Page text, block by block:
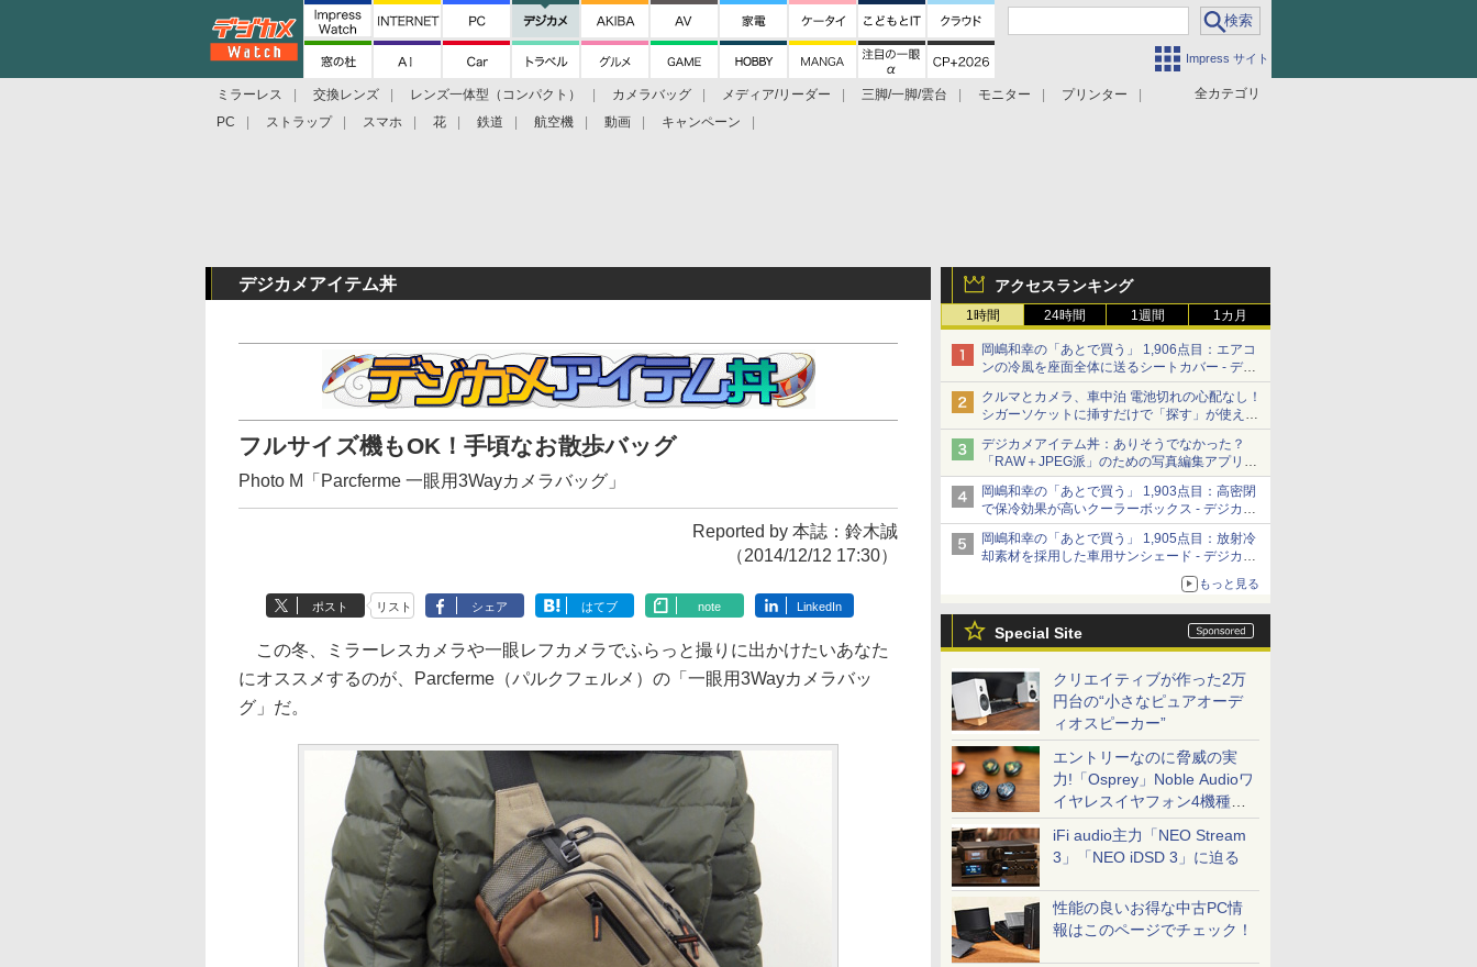
Impress サイト
全カテゴリ
ミラーレス 交換レンズ レンズ一体型（コンパクト） カメラバッグ メディア/リーダー 三脚/一脚/雲台 モニター
プリンター
PC
ストラップ スマホ 花 鉄道 航空機 動画 キャンペーン
アクセスランキング
1時間 24時間 1週間 1カ月
岡嶋和幸の「あとで買う」 1,906点目：エアコ
ンの冷風を座面全体に送るシートカバー - デジ
カメ Watch
クルマとカメラ、車中泊 電池切れの心配なし！
シガーソケットに挿すだけで「探す」が使える
スマートタグ - デジカメ Watch
デジカメアイテム丼：ありそうでなかった？
「RAW＋JPEG派」のための写真編集アプリ
カメラデフォルトのJPEGを大切にする
「Filmator」
岡嶋和幸の「あとで買う」 1,903点目：高密閉
で保冷効果が高いクーラーボックス - デジカメ
Watch
岡嶋和幸の「あとで買う」 1,905点目：放射冷
却素材を採用した車用サンシェード - デジカメ
もっと見る
Special Site
クリエイティブが作った2万
円台の“小さなピュアオーデ
ィオスピーカー”
エントリーなのに脅威の実
力!「Osprey」Noble Audioワ
イヤレスイヤフォン4機種を
一気に聴く
iFi audio主力「NEO Stream
3」「NEO iDSD 3」に迫る
性能の良いお得な中古PC情
報はこのページでチェック！
デジカメアイテム丼
フルサイズ機もOK！手頃なお散歩バッグ
Photo M「Parcferme 一眼用3Wayカメラバッグ」
Reported by 本誌：鈴木誠
（2014/12/12 17:30）
ポスト リスト シェア はてブ note LinkedIn
この冬、ミラーレスカメラや一眼レフカメラでふらっと撮りに出かけたいあなた
にオススメするのが、Parcferme（パルクフェルメ）の「一眼用3Wayカメラバッ
グ」だ。